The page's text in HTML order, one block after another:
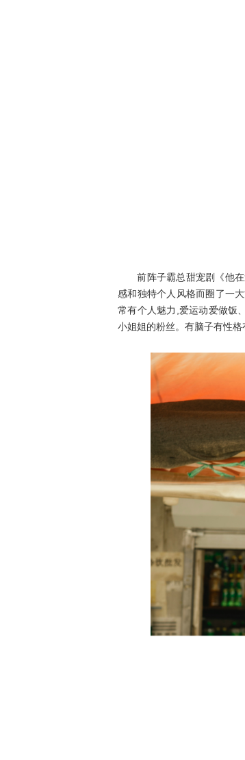
前阵子霸总甜宠剧《他在
感和独特个人风格而圈了一
常有个人魅力,爱运动爱做饭
小姐姐的粉丝。有脑子有性